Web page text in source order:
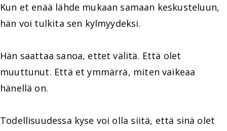
Kun et enää lähde mukaan samaan keskusteluun,
hän voi tulkita sen kylmyydeksi.
Hän saattaa sanoa, ettet välitä. Että olet
muuttunut. Että et ymmärrä, miten vaikeaa
hänellä on.
Todellisuudessa kyse voi olla siitä, että sinä olet